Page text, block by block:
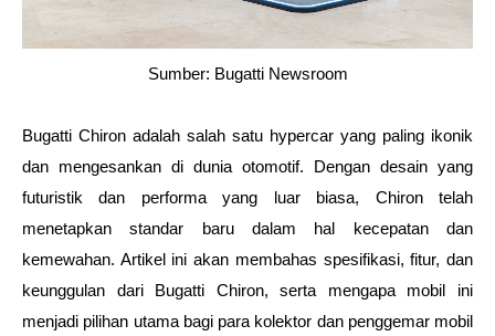
Sumber: Bugatti Newsroom
Bugatti Chiron adalah salah satu hypercar yang paling ikonik
dan mengesankan di dunia otomotif. Dengan desain yang
futuristik dan performa yang luar biasa, Chiron telah
menetapkan standar baru dalam hal kecepatan dan
kemewahan. Artikel ini akan membahas spesifikasi, fitur, dan
keunggulan dari Bugatti Chiron, serta mengapa mobil ini
menjadi pilihan utama bagi para kolektor dan penggemar mobil